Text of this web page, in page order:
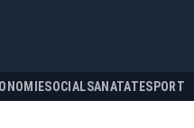
SOCIALSANATATESPORT